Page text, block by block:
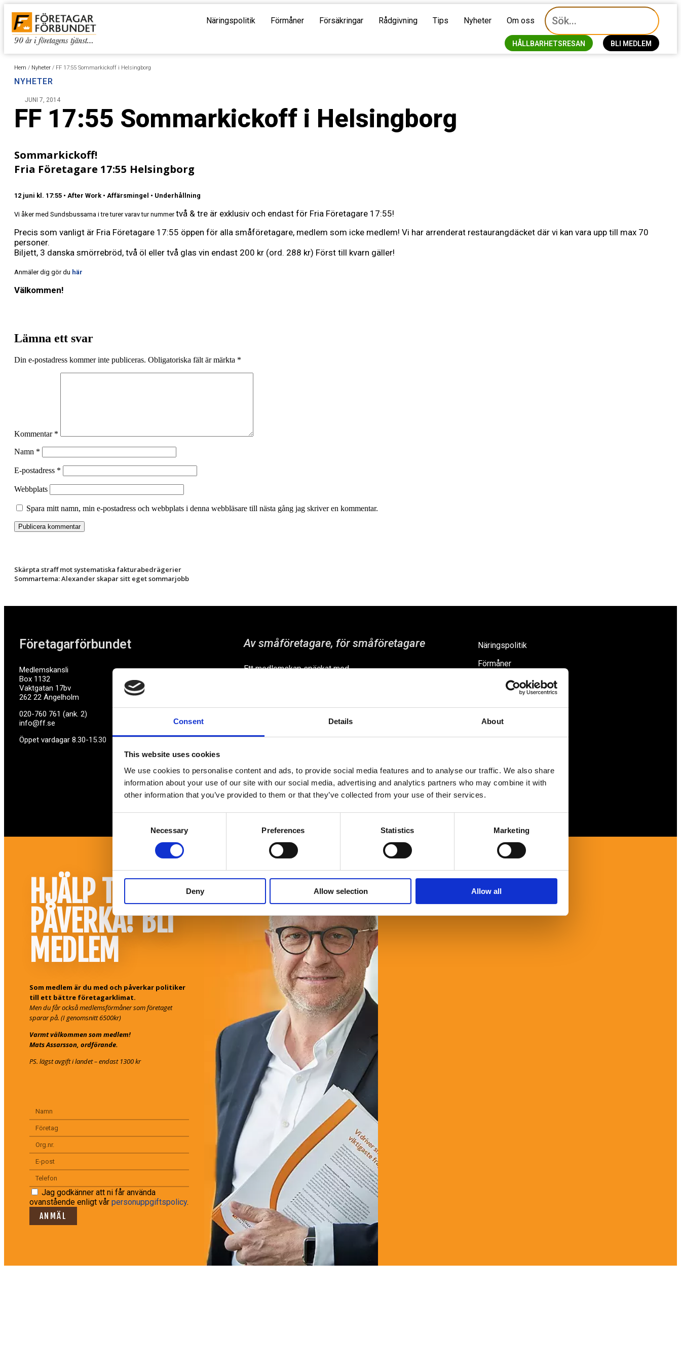
Consent Details About
This website uses cookies
We use cookies to personalise content and ads, to provide social media features and to analyse our traffic. We also share
information about your use of our site with our social media, advertising and analytics partners who may combine it with
other information that you’ve provided to them or that they’ve collected from your use of their services.
Necessary Preferences Statistics Marketing
Deny Allow selection Allow all
Näringspolitik Förmåner Försäkringar Rådgivning Tips Nyheter Om oss
HÅLLBARHETSRESAN BLI MEDLEM
Hem / Nyheter / FF 17:55 Sommarkickoff i Helsingborg
NYHETER
JUNI 7, 2014
FF 17:55 Sommarkickoff i Helsingborg
Sommarkickoff!
Fria Företagare 17:55 Helsingborg
12 juni kl. 17:55 • After Work • Affärsmingel • Underhållning
Vi åker med Sundsbussarna i tre turer varav tur nummertvå & tre är exklusiv och endast för Fria Företagare 17:55!
Precis som vanligt är Fria Företagare 17:55 öppen för alla småföretagare, medlem som icke medlem! Vi har arrenderat restaurangdäcket där vi kan vara upp till max 70
personer.
Biljett, 3 danska smörrebröd, två öl eller två glas vin endast 200 kr (ord. 288 kr) Först till kvarn gäller!
Anmäler dig gör du här
Välkommen!
Lämna ett svar
Din e-postadress kommer inte publiceras. Obligatoriska fält är märkta *
Kommentar *
Namn *
E-postadress *
Webbplats
Spara mitt namn, min e-postadress och webbplats i denna webbläsare till nästa gång jag skriver en kommentar.
Skärpta straff mot systematiska fakturabedrägerier
Sommartema: Alexander skapar sitt eget sommarjobb
Företagarförbundet
Medlemskansli
Box 1132
Vaktgatan 17bv
262 22 Ängelholm
020-760 761 (ank. 2)
info@ff.se
Öppet vardagar 8.30-15.30
Av småföretagare, för småföretagare
Ett medlemskap späckat med
soloföretagare och små företag med företagaren i
fokus. Vi är själva småföretagare och vet hur
Näringspolitik
Förmåner
Försäkringar
Tips
Nyheter
HJÄLP TILL ATT
PÅVERKA! BLI
MEDLEM
Som medlem är du med och påverkar politiker
till ett bättre företagarklimat.
Men du får också medlemsförmåner som företaget
sparar på. (I genomsnitt 6500kr)
Varmt välkommen som medlem!
Mats Assarsson, ordförande.
PS. lägst avgift i landet – endast 1300 kr
Jag godkänner att ni får använda
ovanstående enligt vår personuppgiftspolicy.
ANMÄL